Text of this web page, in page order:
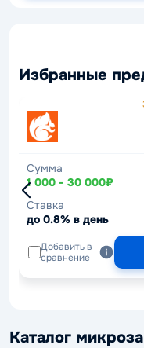
Избранные
Сумма
1 000 - 30 000₽
Ставка
до 0.8% в день
Добавить в
сравнение
Каталог